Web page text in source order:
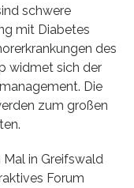
schwere
mit Diabetes
des
widmet sich der
Die
zum großen
in Greifswald
Forum